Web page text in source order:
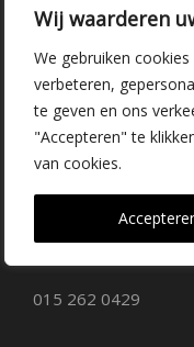
Wij waarderen
We gebruiken
verbeteren,
te geven en ons
"Accepteren" te
van cookies.
Vacatures
Kwekerij
Vrederustlaan 10
2645 AW Delfgauw
015 262 0429